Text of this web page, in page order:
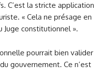
C’est la stricte application
« Cela ne présage en
Juge constitutionnel ».
pourrait bien valider
gouvernement. Ce n’est